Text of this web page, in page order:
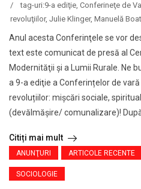
/
tag-uri:9-a ediţie, Conferineţe de
revoluţiilor, Julie Klinger, Manuelă
Anul acesta Conferinţele se vor
text este comunicat de presă al
Modernităţii şi a Lumii Rurale. Ne
a 9-a ediţie a Conferințelor de
revoluțiilor: mișcări sociale,
(devălmășire/ comunalizare)!
Citiți mai mult
ANUNŢURI ARTICOLE RECENTE
SOCIOLOGIE